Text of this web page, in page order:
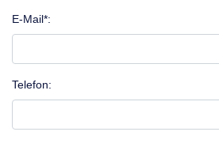
E-Mail*:
Telefon: